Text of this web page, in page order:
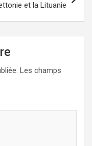
et la Lituanie
Les champs